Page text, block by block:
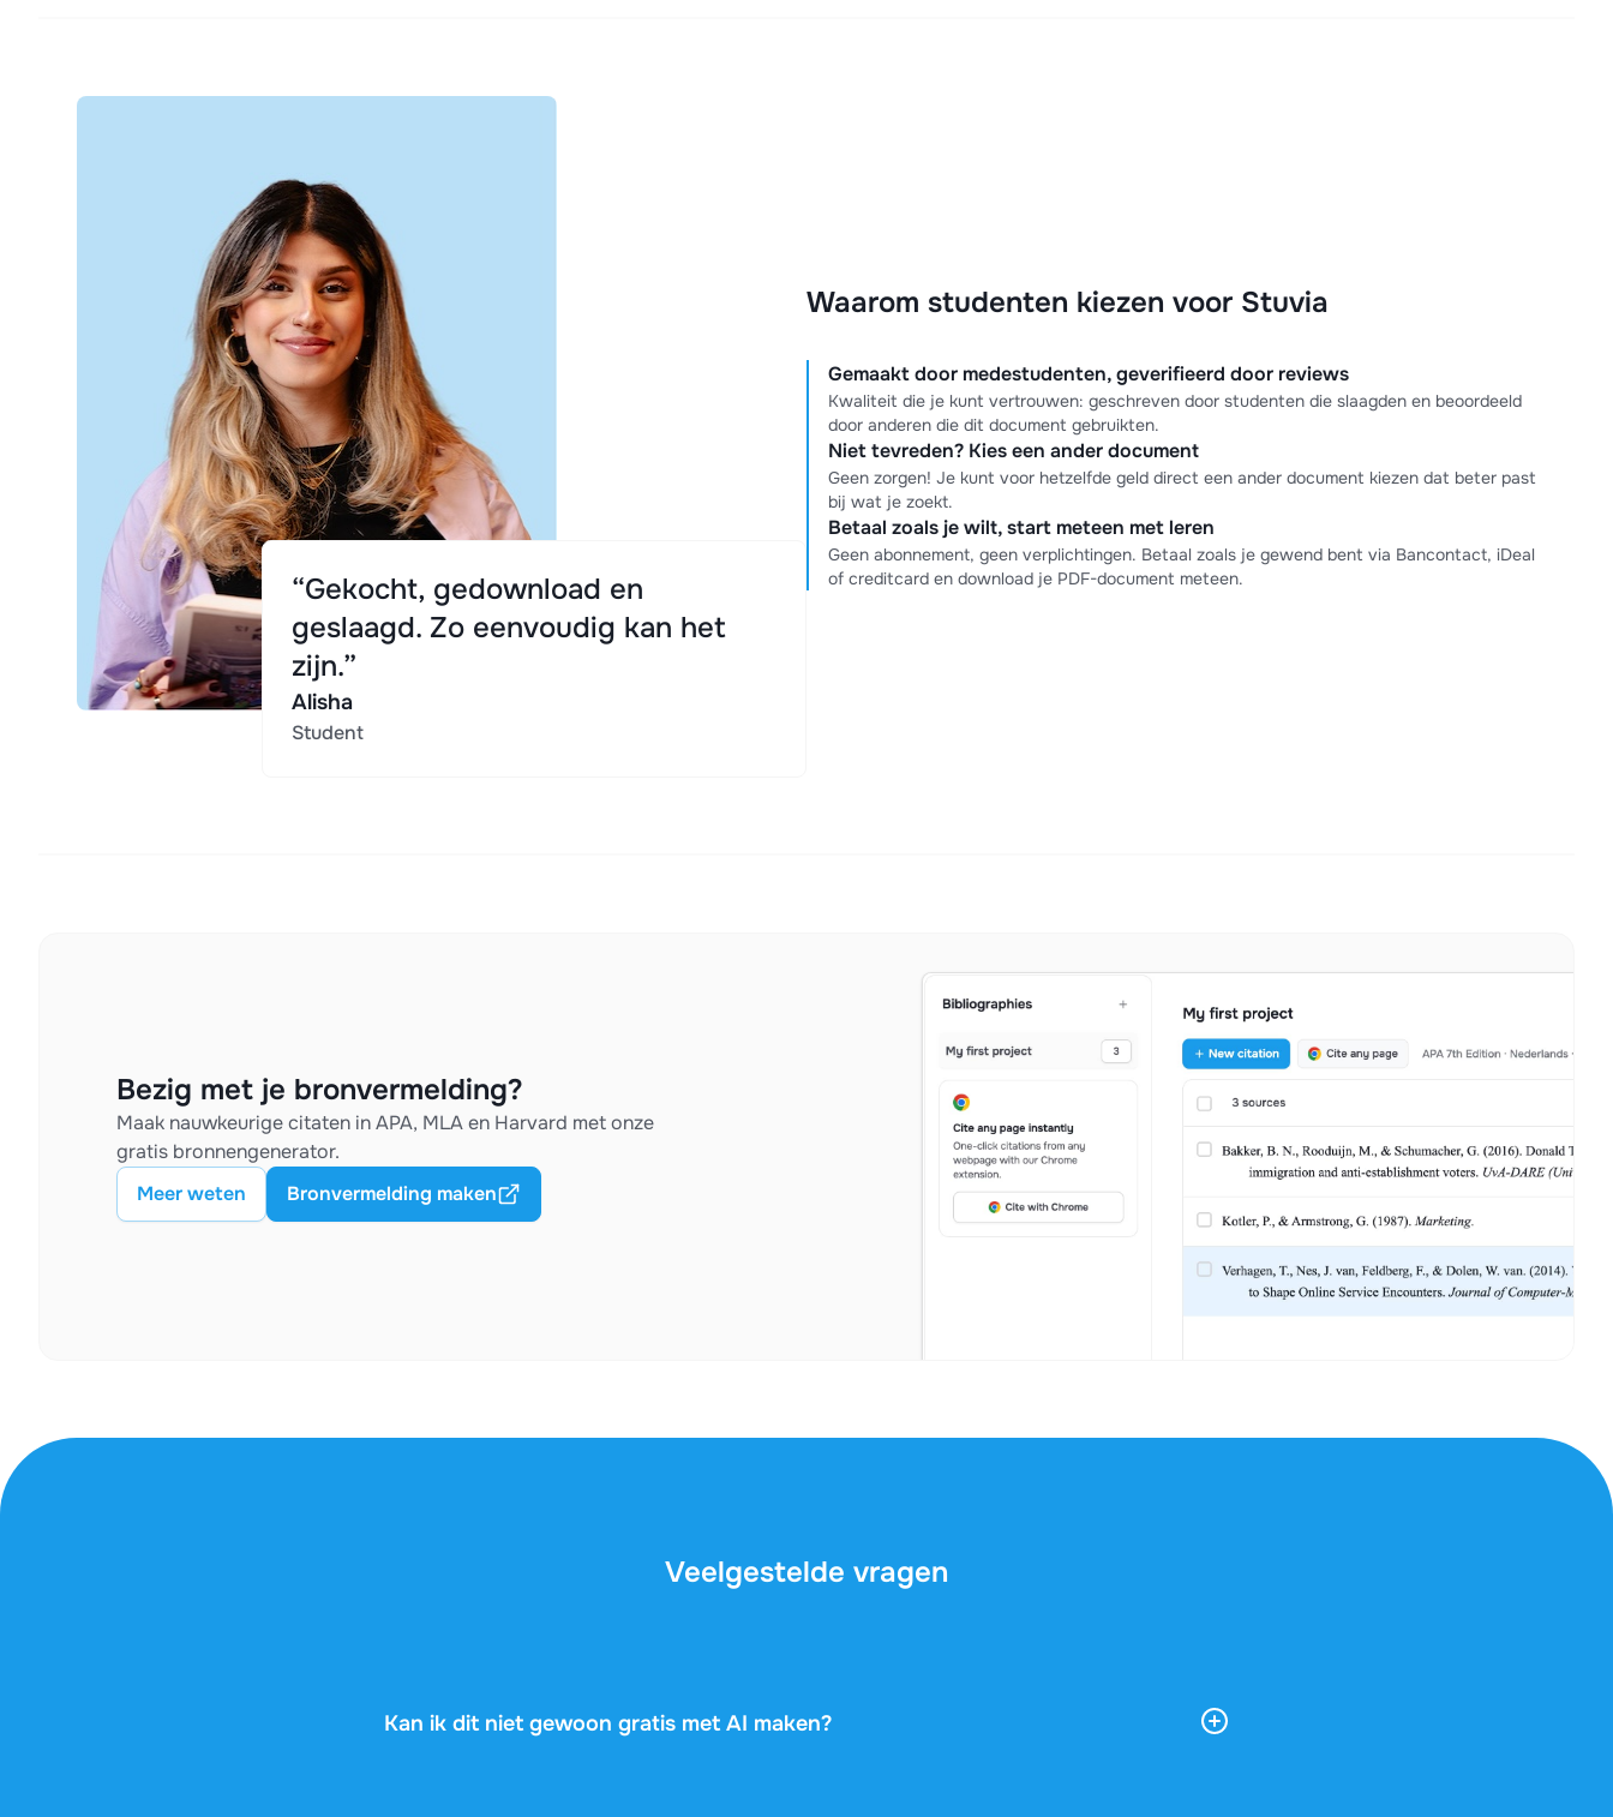
Waarom studenten kiezen voor Stuvia
Gemaakt door medestudenten, geverifieerd door reviews
Kwaliteit die je kunt vertrouwen: geschreven door studenten die slaagden en beoordeeld
door anderen die dit document gebruikten.
Niet tevreden? Kies een ander document
Geen zorgen! Je kunt voor hetzelfde geld direct een ander document kiezen dat beter past
bij wat je zoekt.
Betaal zoals je wilt, start meteen met leren
Geen abonnement, geen verplichtingen. Betaal zoals je gewend bent via Bancontact, iDeal
of creditcard en download je PDF-document meteen.
“Gekocht, gedownload en
geslaagd. Zo eenvoudig kan het
zijn.”
Alisha
Student
Bezig met je bronvermelding?
Maak nauwkeurige citaten in APA, MLA en Harvard met onze
gratis bronnengenerator.
Meer weten
Bronvermelding maken
Veelgestelde vragen
Kan ik dit niet gewoon gratis met AI maken?